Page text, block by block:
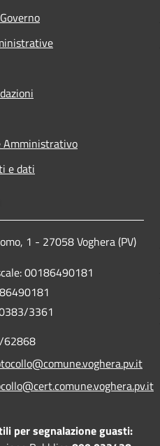
Amministrativo
e dati
1 - 27058 Voghera (PV)
00186490181
3361
per segnalazione guasti: